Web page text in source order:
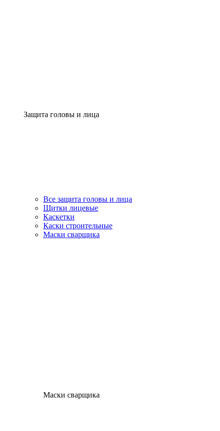
Защита головы и лица
Все защита головы и лица
Щитки лицевые
Каскетки
Каски строительные
Маски сварщика
Маски сварщика